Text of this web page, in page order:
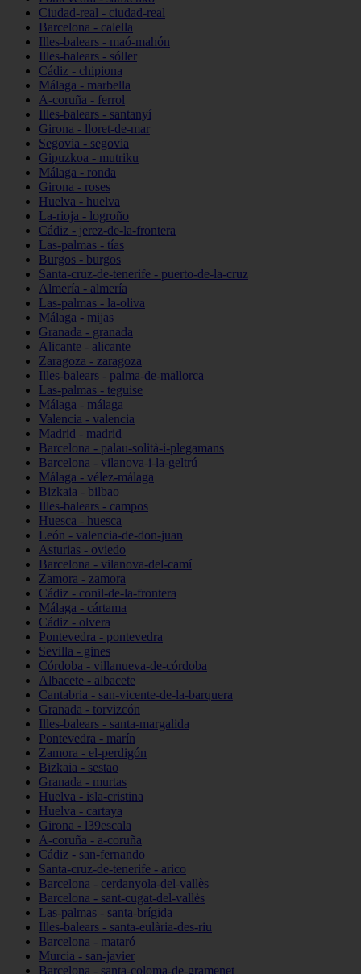
Ciudad-real - ciudad-real
Barcelona - calella
Illes-balears - maó-mahón
Illes-balears - sóller
Cádiz - chipiona
Málaga - marbella
A-coruña - ferrol
Illes-balears - santanyí
Girona - lloret-de-mar
Segovia - segovia
Gipuzkoa - mutriku
Málaga - ronda
Girona - roses
Huelva - huelva
La-rioja - logroño
Cádiz - jerez-de-la-frontera
Las-palmas - tías
Burgos - burgos
Santa-cruz-de-tenerife - puerto-de-la-cruz
Almería - almería
Las-palmas - la-oliva
Málaga - mijas
Granada - granada
Alicante - alicante
Zaragoza - zaragoza
Illes-balears - palma-de-mallorca
Las-palmas - teguise
Málaga - málaga
Valencia - valencia
Madrid - madrid
Barcelona - palau-solità-i-plegamans
Barcelona - vilanova-i-la-geltrú
Málaga - vélez-málaga
Bizkaia - bilbao
Illes-balears - campos
Huesca - huesca
León - valencia-de-don-juan
Asturias - oviedo
Barcelona - vilanova-del-camí
Zamora - zamora
Cádiz - conil-de-la-frontera
Málaga - cártama
Cádiz - olvera
Pontevedra - pontevedra
Sevilla - gines
Córdoba - villanueva-de-córdoba
Albacete - albacete
Cantabria - san-vicente-de-la-barquera
Granada - torvizcón
Illes-balears - santa-margalida
Pontevedra - marín
Zamora - el-perdigón
Bizkaia - sestao
Granada - murtas
Huelva - isla-cristina
Huelva - cartaya
Girona - l39escala
A-coruña - a-coruña
Cádiz - san-fernando
Santa-cruz-de-tenerife - arico
Barcelona - cerdanyola-del-vallès
Barcelona - sant-cugat-del-vallès
Las-palmas - santa-brígida
Illes-balears - santa-eulària-des-riu
Barcelona - mataró
Murcia - san-javier
Barcelona - santa-coloma-de-gramenet